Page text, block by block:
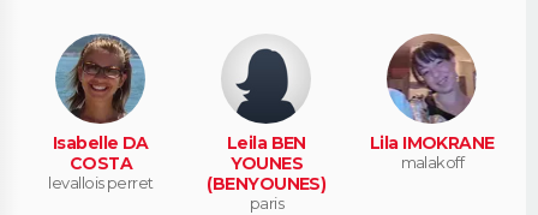
Isabelle DA
COSTA
levallois perret
Leila BEN
YOUNES
(BENYOUNES)
paris
Lila IMOKRANE
malakoff